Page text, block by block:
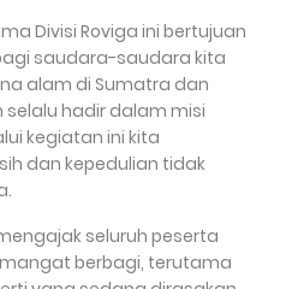
Divisi Roviga ini bertujuan
saudara-saudara kita
alam di Sumatra dan
selalu hadir dalam misi
kegiatan ini kita
dan kepedulian tidak
seluruh peserta
berbagi, terutama